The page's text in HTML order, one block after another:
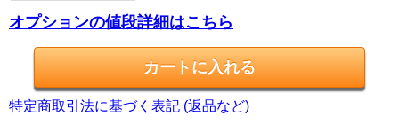
オプションの値段詳細はこちら
特定商取引法に基づく表記 (返品など)